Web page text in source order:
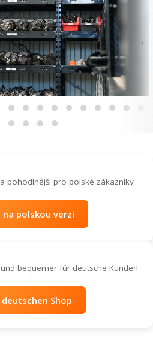
›
pohodlnější pro polské zákazníky
na polskou verzi
bequemer für deutsche Kunden
Shop